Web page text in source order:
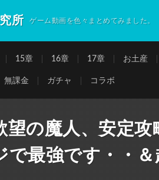
所 ゲーム動画を色々まとめてみました。
15章 16章 17章 お土産
無課金 ガチャ コラボ
望の魔人、安定
最強です・・＆